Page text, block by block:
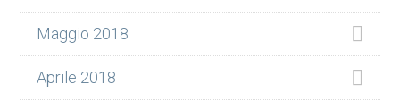
Maggio 2018
Aprile 2018